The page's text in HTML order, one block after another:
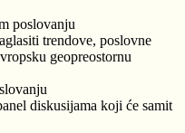
poslovanju
trendove, poslovne
geopreostornu
diskusijama koji će samit